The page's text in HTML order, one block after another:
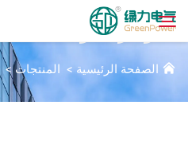
المنتجات
المؤشرات والعدادات
الصفحة الرئيسية> المنتجات>